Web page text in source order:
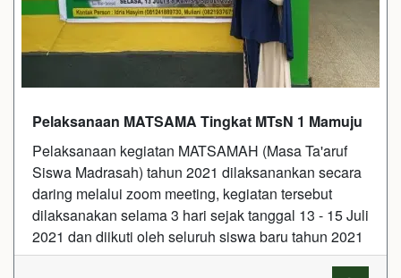
Pelaksanaan MATSAMA Tingkat MTsN 1 Mamuju
Pelaksanaan kegiatan MATSAMAH (Masa Ta'aruf
Siswa Madrasah) tahun 2021 dilaksanankan secara
daring melalui zoom meeting, kegiatan tersebut
dilaksanakan selama 3 hari sejak tanggal 13 - 15 Juli
2021 dan diikuti oleh seluruh siswa baru tahun 2021